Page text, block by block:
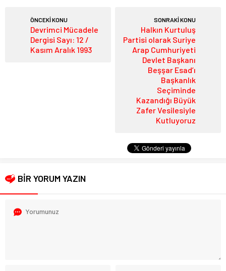
ÖNCEKİ KONU
Devrimci Mücadele
Dergisi Sayı: 12 /
Kasım Aralık 1993
SONRAKİ KONU
Halkın Kurtuluş
Partisi olarak Suriye
Arap Cumhuriyeti
Devlet Başkanı
Beşşar Esad’ı
Başkanlık
Seçiminde
Kazandığı Büyük
Zafer Vesilesiyle
Kutluyoruz
BİR YORUM YAZIN